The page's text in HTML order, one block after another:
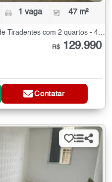
1 vaga 47 m²
Apartamento à Venda na Cidade Tiradentes com 2 quartos - 47 m²
R$ 129.990
Contatar